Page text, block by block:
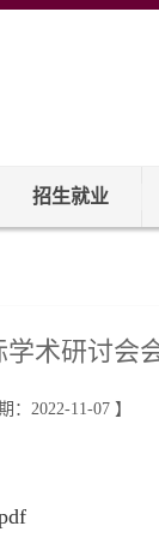
招生就业
术研讨会
：2022-11-07 】